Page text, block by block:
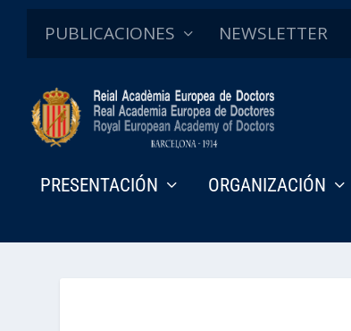
PUBLICACIONES NEWSLETTER
PRESENTACIÓN ORGANIZACIÓN